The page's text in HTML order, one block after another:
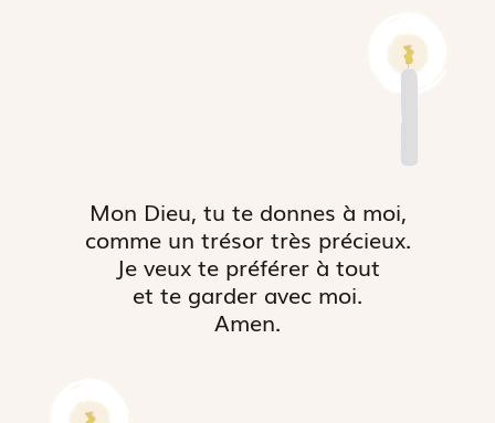
Mon Dieu, tu te donnes à moi,
comme un trésor très précieux.
Je veux te préférer à tout
et te garder avec moi.
Amen.